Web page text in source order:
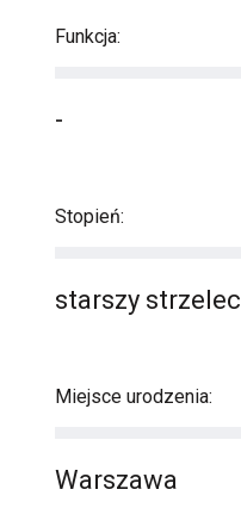
Funkcja:
-
Stopień:
starszy strzelec
Miejsce urodzenia:
Warszawa